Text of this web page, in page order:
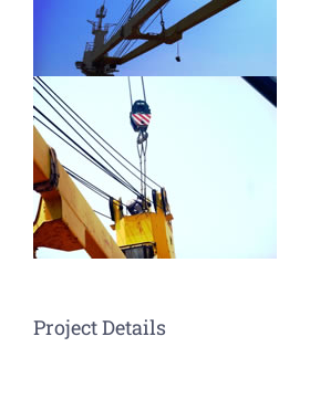
Project Details